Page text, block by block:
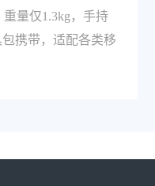
重量仅1.3kg，手持
携带，适配各类移